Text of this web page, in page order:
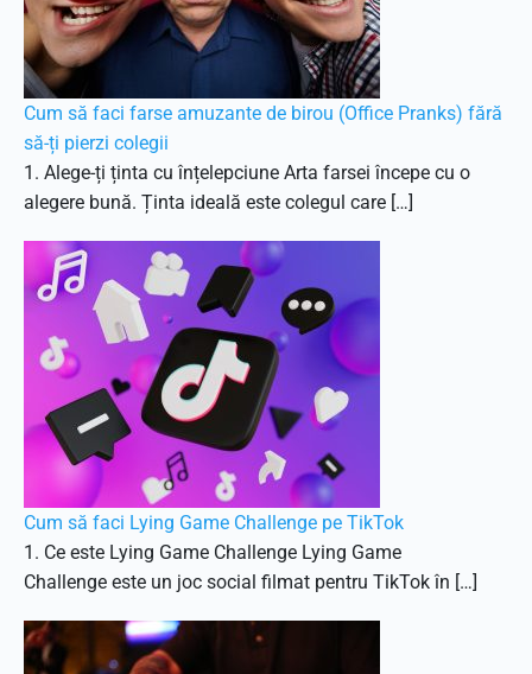
Cum să faci farse amuzante de birou (Office Pranks) fără
să-ți pierzi colegii
1. Alege-ți ținta cu înțelepciune Arta farsei începe cu o
alegere bună. Ținta ideală este colegul care […]
Cum să faci Lying Game Challenge pe TikTok
1. Ce este Lying Game Challenge Lying Game
Challenge este un joc social filmat pentru TikTok în […]